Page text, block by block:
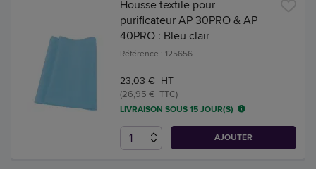
Housse textile pour
purificateur AP 30PRO & AP
40PRO : Bleu clair
Référence : 125656
23,03 € HT
(26,95 € TTC)
LIVRAISON SOUS 15 JOUR(S)
AJOUTER